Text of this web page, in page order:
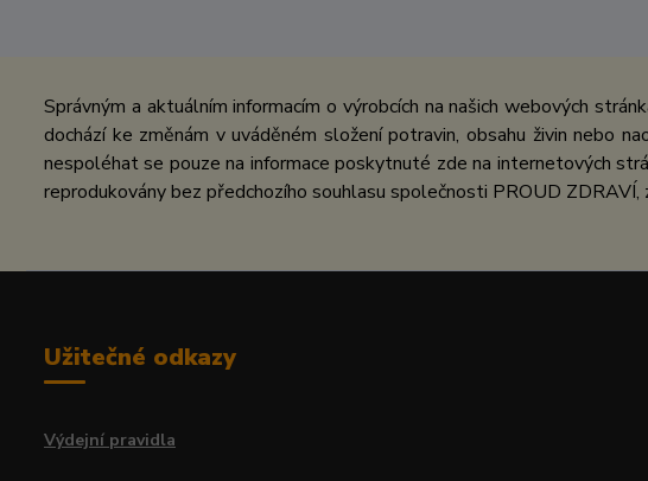
Správným a aktuálním informacím o výrobcích na našich webových
dochází ke změnám v uváděném složení potravin, obsahu živin nebo
nespoléhat se pouze na informace poskytnuté zde na internetových
reprodukovány bez předchozího souhlasu společnosti PROUD
Užitečné odkazy
Výdejní pravidla